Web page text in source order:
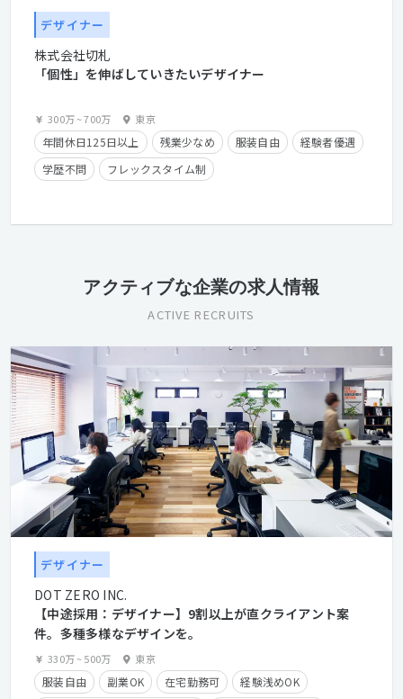
デザイナー
株式会社切札
「個性」を伸ばしていきたいデザイナー
300万~700万 東京
年間休日125日以上 残業少なめ 服装自由
経験者優遇
学歴不問
フレックスタイム制
アクティブな企業の求人情報
ACTIVE RECRUITS
デザイナー
DOT ZERO INC.
【中途採用：デザイナー】9割以上が直クライアント案
件。多種多様なデザインを。
330万~500万 東京
服装自由 副業OK 在宅勤務可
経験浅めOK